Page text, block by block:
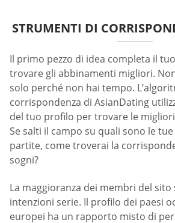
STRUMENTI DI
Il primo pezzo di idea completa il
trovare gli abbinamenti migliori.
solo perché non hai tempo.
corrispondenza di AsianDating
del tuo profilo per trovare le
Se salti il campo su quali sono le
partite, come troverai la
sogni?
La maggioranza dei membri del
intenzioni serie. Il profilo dei paesi
europei ha un rapporto misto di